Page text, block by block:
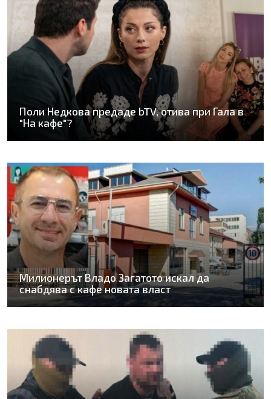
Поли Недкова предаде bTV, отива при Гала в
"На кафе"?
Милионерът Владо Загатото искал да
снабдява с кафе новата власт